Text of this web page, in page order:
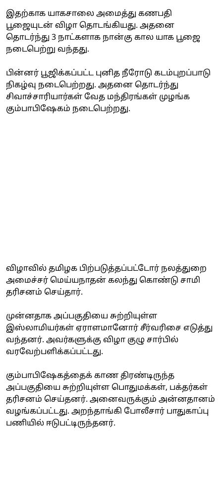
இதற்காக யாகசாலை அமைத்து கணபதி
பூஜையுடன் விழா தொடங்கியது. அதனை
தொடர்ந்து 3 நாட்களாக நான்கு கால யாக பூஜை
நடைபெற்று வந்தது.
பின்னர் பூஜிக்கப்பட்ட புனித நீரோடு கடம்புறப்பாடு
நிகழ்வு நடைபெற்றது. அதனை தொடர்ந்து
சிவாச்சாரியார்கள் வேத மந்திரங்கள் முழங்க
கும்பாபிஷேகம் நடைபெற்றது.
விழாவில் தமிழக பிற்படுத்தப்பட்டோர் நலத்துறை
அமைச்சர் மெய்யநாதன் கலந்து கொண்டு சாமி
தரிசனம் செய்தார்.
முன்னதாக அப்பகுதியை சுற்றியுள்ள
இஸ்லாமியர்கள் ஏராளமானோர் சீர்வரிசை எடுத்து
வந்தனர். அவர்களுக்கு விழா குழு சார்பில்
வரவேற்பளிக்கப்பட்டது.
கும்பாபிஷேகத்தைக் காண திரண்டிருந்த
அப்பகுதியை சுற்றியுள்ள பொதுமக்கள், பக்தர்கள்
தரிசனம் செய்தனர். அனைவருக்கும் அன்னதானம்
வழங்கப்பட்டது. அறந்தாங்கி போலீசார் பாதுகாப்பு
பணியில் ஈடுபட்டிருந்தனர்.